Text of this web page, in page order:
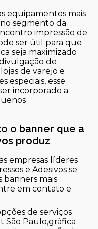
equipamentos mais
segmento da
impressão de
ser útil para que
seja maximizado
de
de varejo e
especiais, esse
incorporado a
o banner que a
produz
empresas líderes
e Adesivos se
banners mais
em contato e
de serviços
São Paulo,gráfica